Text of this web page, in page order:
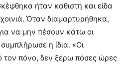
ήταν καθιστή και είδα
Όταν διαμαρτυρήθηκα,
να μην πέσουν κάτω οι
η ίδια. «Οι
τον πόνο, δεν ξέρω πόσες ώρες